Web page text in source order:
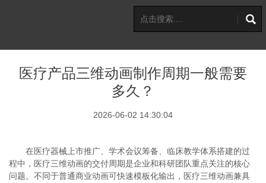
医疗产品三维动画制作周期一般需要
多久？
2026-06-02 14:30:04
在医疗器械上市推广、学术会议筹备、临床教学体系搭建的过
程中，医疗三维动画的交付周期是企业和科研团队重点关注的核心
问题。不同于普通商业动画可快速模板化输出，医疗三维动画兼具